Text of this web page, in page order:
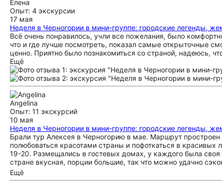
Елена
Опыт: 4 экскурсии
17 мая
Неделя в Черногории в мини-группе: городские легенды,
Всё очень понравилось, учли все пожелания, было
что и где лучше посмотреть, показал самые открыточные
ценно. Приятно было познакомиться со страной, надеюсь,
Ещё
Angelina
Опыт: 11 экскурсий
10 мая
Неделя в Черногории в мини-группе: городские легенды,
Брали тур Алексея в Черногорию в мае. Маршрут простроен
полюбоваться красотами страны и пофоткаться в
19-20. Размещались в гостевых домах, у каждого была
стране вкусная, порции большие, так что можно удачно
аккуратно, на серпантинах не страшно)) Эмоции
поможет. Будем рассматривать и другие туры!
Ещё